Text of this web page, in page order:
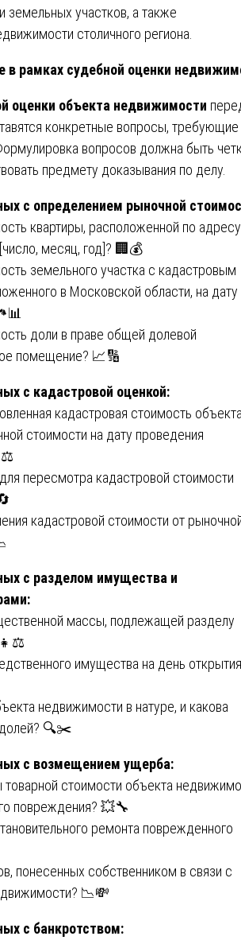
земельных участков, а также
столичного региона.
рамках судебной оценки
оценки объекта недвижимости
конкретные вопросы, требующие
вопросов должна быть
предмету доказывания по делу.
с определением рыночной
квартиры, расположенной по адресу:
месяц, год]? 🏢💰
земельного участка с кадастровым
в Московской области, на дату
доли в праве общей долевой
помещение? 📈🔢
с кадастровой оценкой:
кадастровая стоимость объекта
стоимости на дату проведения
пересмотра кадастровой стоимости
кадастровой стоимости от
с разделом имущества и
массы, подлежащей разделу
имущества на день открытия
недвижимости в натуре, и какова
🔍✂️
с возмещением ущерба:
товарной стоимости объекта
повреждения? 💥🔧
ремонта поврежденного
понесенных собственником в связи с
📉💸
с банкротством: